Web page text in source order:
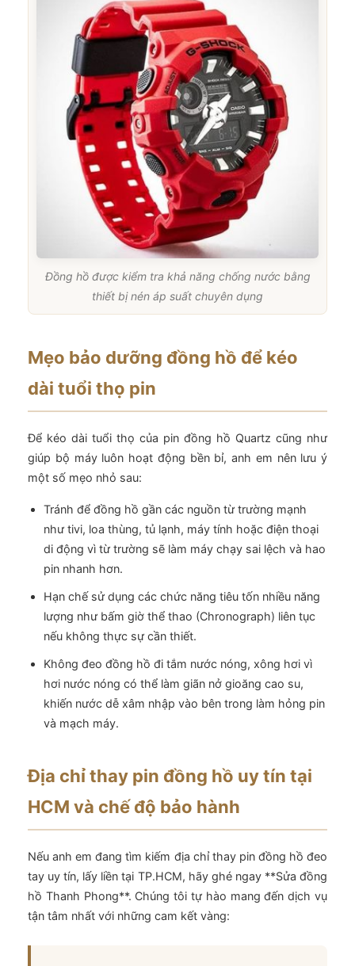
Đồng hồ được kiểm tra khả năng chống nước bằng
thiết bị nén áp suất chuyên dụng
Mẹo bảo dưỡng đồng hồ để kéo
dài tuổi thọ pin
Để kéo dài tuổi thọ của pin đồng hồ Quartz cũng như
giúp bộ máy luôn hoạt động bền bỉ, anh em nên lưu ý
một số mẹo nhỏ sau:
Tránh để đồng hồ gần các nguồn từ trường mạnh
như tivi, loa thùng, tủ lạnh, máy tính hoặc điện thoại
di động vì từ trường sẽ làm máy chạy sai lệch và hao
pin nhanh hơn.
Hạn chế sử dụng các chức năng tiêu tốn nhiều năng
lượng như bấm giờ thể thao (Chronograph) liên tục
nếu không thực sự cần thiết.
Không đeo đồng hồ đi tắm nước nóng, xông hơi vì
hơi nước nóng có thể làm giãn nở gioăng cao su,
khiến nước dễ xâm nhập vào bên trong làm hỏng pin
và mạch máy.
Địa chỉ thay pin đồng hồ uy tín tại
HCM và chế độ bảo hành
Nếu anh em đang tìm kiếm địa chỉ thay pin đồng hồ đeo
tay uy tín, lấy liền tại TP.HCM, hãy ghé ngay **Sửa đồng
hồ Thanh Phong**. Chúng tôi tự hào mang đến dịch vụ
tận tâm nhất với những cam kết vàng: